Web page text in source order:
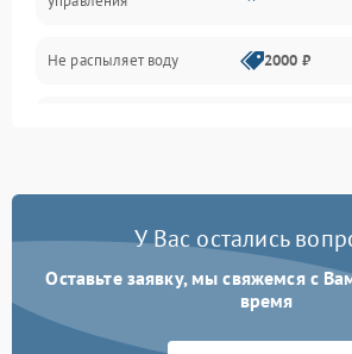
Программное обеспечение
Не распыляет воду 2000 ₽
Проблемы с набором
Не работает сушилка 2100 ₽
Сбои в работе таймера 1700 ₽
У Вас остались
Оставьте заявку, мы свяжемся с
время